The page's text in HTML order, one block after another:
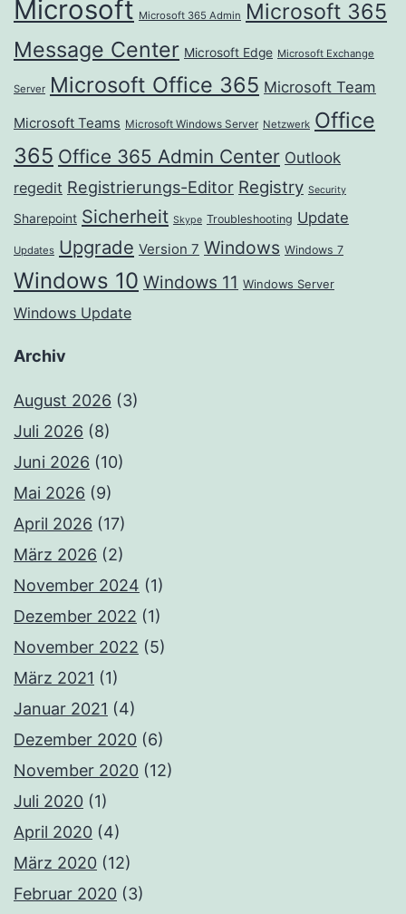
Microsoft Microsoft 365 Admin Microsoft 365
Message Center Microsoft Edge Microsoft Exchange
Server Microsoft Office 365 Microsoft Team
Microsoft Teams Microsoft Windows Server Netzwerk Office
365 Office 365 Admin Center Outlook
regedit Registrierungs-Editor Registry Security
Sharepoint Sicherheit Skype Troubleshooting Update
Updates Upgrade Version 7 Windows Windows 7
Windows 10 Windows 11 Windows Server
Windows Update
Archiv
August 2026 (3)
Juli 2026 (8)
Juni 2026 (10)
Mai 2026 (9)
April 2026 (17)
März 2026 (2)
November 2024 (1)
Dezember 2022 (1)
November 2022 (5)
März 2021 (1)
Januar 2021 (4)
Dezember 2020 (6)
November 2020 (12)
Juli 2020 (1)
April 2020 (4)
März 2020 (12)
Februar 2020 (3)